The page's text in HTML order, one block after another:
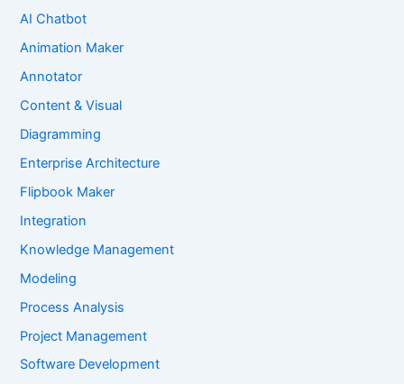
AI Chatbot
Animation Maker
Annotator
Content & Visual
Diagramming
Enterprise Architecture
Flipbook Maker
Integration
Knowledge Management
Modeling
Process Analysis
Project Management
Software Development